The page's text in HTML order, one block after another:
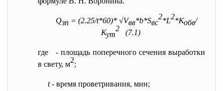
Qзп = (2.25/t*60)* √Vвв*b*Sвс
2*L2*Кобв/
Кут
2 (7.1)
где
- площадь поперечного сечения выработки
в свету, м2;
t- время проветривания, мин;